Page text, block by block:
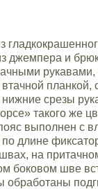
джемпера и
рукавами,
планкой,
срезы
такого же
выполнен с
длине
на
боковом шве
обработаны